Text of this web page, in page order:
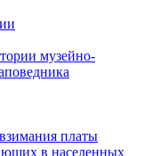
музейно-
платы
в населенных